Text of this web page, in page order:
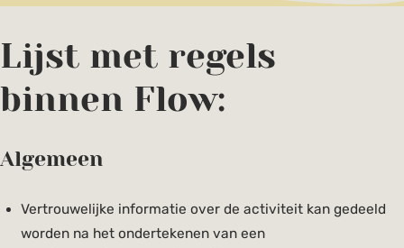
Lijst met regels
binnen Flow:
Algemeen
Vertrouwelijke informatie over de activiteit kan gedeeld
worden na het ondertekenen van een